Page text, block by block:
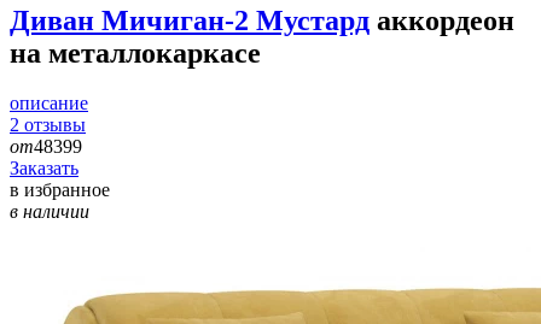
Диван Мичиган-2 Мустард аккордеон
на металлокаркасе
описание
2 отзывы
от48399
Заказать
в избранное
в наличии